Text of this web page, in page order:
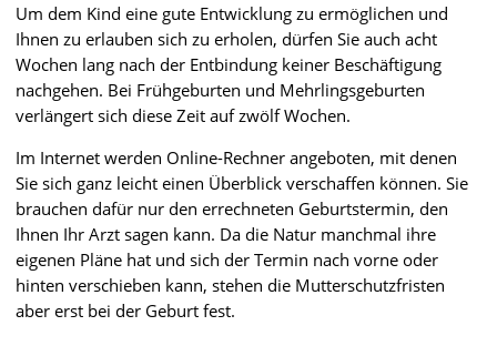
Um dem Kind eine gute Entwicklung zu ermöglichen und
Ihnen zu erlauben sich zu erholen, dürfen Sie auch acht
Wochen lang nach der Entbindung keiner Beschäftigung
nachgehen. Bei Frühgeburten und Mehrlingsgeburten
verlängert sich diese Zeit auf zwölf Wochen.
Im Internet werden Online-Rechner angeboten, mit denen
Sie sich ganz leicht einen Überblick verschaffen können. Sie
brauchen dafür nur den errechneten Geburtstermin, den
Ihnen Ihr Arzt sagen kann. Da die Natur manchmal ihre
eigenen Pläne hat und sich der Termin nach vorne oder
hinten verschieben kann, stehen die Mutterschutzfristen
aber erst bei der Geburt fest.